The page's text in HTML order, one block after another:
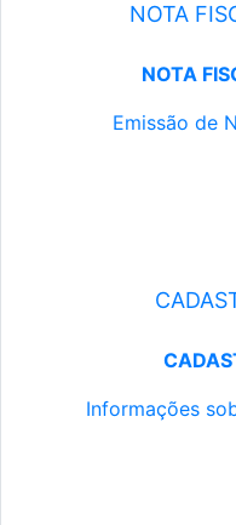
NOTA
NOTA
Emissão de
Informações